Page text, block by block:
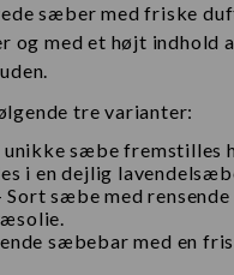
sæber med friske
og med et højt indhold
tre varianter:
unikke sæbe fremstilles
i en dejlig
Sort sæbe med
sæbebar med en